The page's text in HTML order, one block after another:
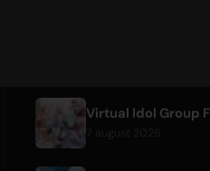
7 august 2026